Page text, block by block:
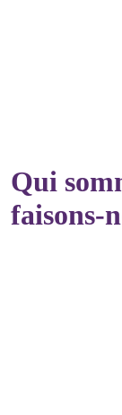
Qui
faisons-